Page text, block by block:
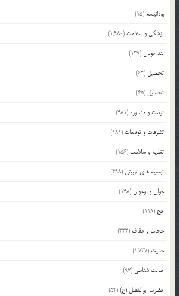
بودائیسم(15)
پزشکی و سلامت (1,980)
پند خوبان(129)
تحصیل (62)
تحصیل (65)
تربیت و مشاوره (481)
تشرفات و توقیعات (181)
تغذیه و سلامت (156)
توصیه های تربیتی (498)
جوان و نوجوان(148)
حج (118)
حجاب و عفاف (333)
حدیث (1,737)
حدیث شناسی (97)
حضرت ابوالفضل (ع)(54)